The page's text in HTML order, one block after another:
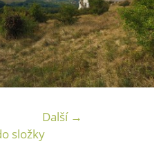
Další →
složky